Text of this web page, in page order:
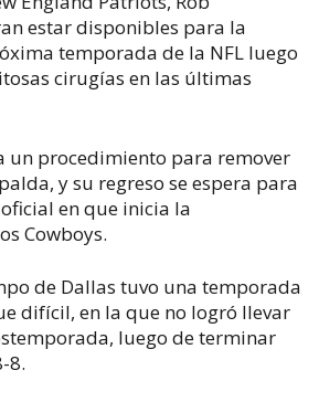
estar disponibles para la
temporada de la NFL luego
cirugías en las últimas
un procedimiento para remover
y su regreso se espera para
en que inicia la
Cowboys.
de Dallas tuvo una temporada
difícil, en la que no logró llevar
luego de terminar
8.